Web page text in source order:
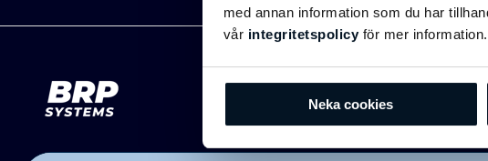
med annan information som du har
vår integritetspolicy för mer information.
Neka cookies
article